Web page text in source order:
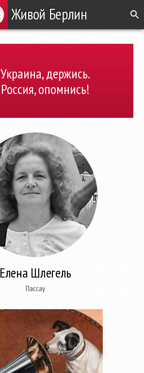
Живой Берлин
Украина, держись.
Россия, опомнись!
Елена Шлегель
Пассау